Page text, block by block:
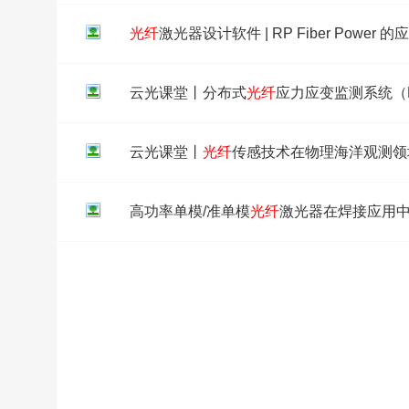
光纤激光器设计软件 | RP Fiber Power 的
云光课堂丨分布式光纤应力应变监测系统
云光课堂丨 光纤传感技术在物理海洋观测
高功率单模/准单模光纤激光器在焊接应用